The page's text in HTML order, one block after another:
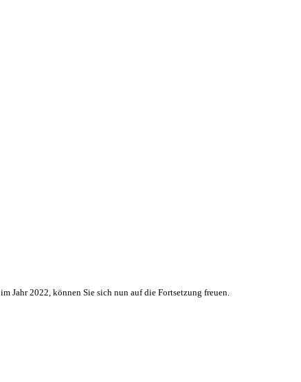
im Jahr 2022, können Sie sich nun auf die Fortsetzung freuen.